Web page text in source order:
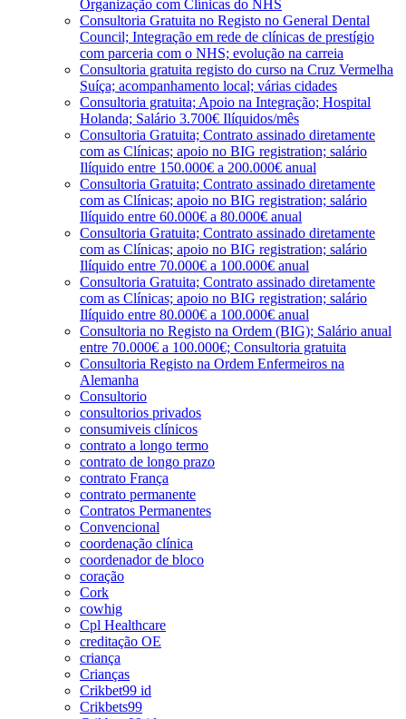
Organização com Clínicas do NHS
Consultoria Gratuita no Registo no General Dental
Council; Integração em rede de clínicas de prestígio
com parceria com o NHS; evolução na carreia
Consultoria gratuita registo do curso na Cruz Vermelha
Suíça; acompanhamento local; várias cidades
Consultoria gratuita; Apoio na Integração; Hospital
Holanda; Salário 3.700€ Ilíquidos/mês
Consultoria Gratuita; Contrato assinado diretamente
com as Clínicas; apoio no BIG registration; salário
Ilíquido entre 150.000€ a 200.000€ anual
Consultoria Gratuita; Contrato assinado diretamente
com as Clínicas; apoio no BIG registration; salário
Ilíquido entre 60.000€ a 80.000€ anual
Consultoria Gratuita; Contrato assinado diretamente
com as Clínicas; apoio no BIG registration; salário
Ilíquido entre 70.000€ a 100.000€ anual
Consultoria Gratuita; Contrato assinado diretamente
com as Clínicas; apoio no BIG registration; salário
Ilíquido entre 80.000€ a 100.000€ anual
Consultoria no Registo na Ordem (BIG); Salário anual
entre 70.000€ a 100.000€; Consultoria gratuita
Consultoria Registo na Ordem Enfermeiros na
Alemanha
Consultorio
consultorios privados
consumiveis clínicos
contrato a longo termo
contrato de longo prazo
contrato França
contrato permanente
Contratos Permanentes
Convencional
coordenação clínica
coordenador de bloco
coração
Cork
cowhig
Cpl Healthcare
creditação OE
criança
Crianças
Crikbet99 id
Crikbets99